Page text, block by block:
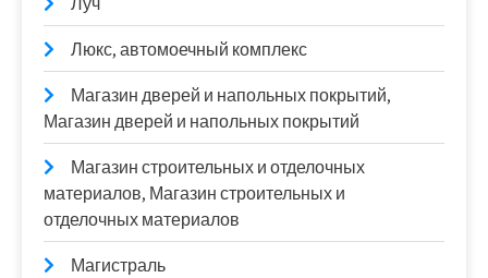
Люкс, автомоечный комплекс
Магазин дверей и напольных покрытий,
Магазин дверей и напольных покрытий
Магазин строительных и отделочных
материалов, Магазин строительных и
отделочных материалов
Магистраль